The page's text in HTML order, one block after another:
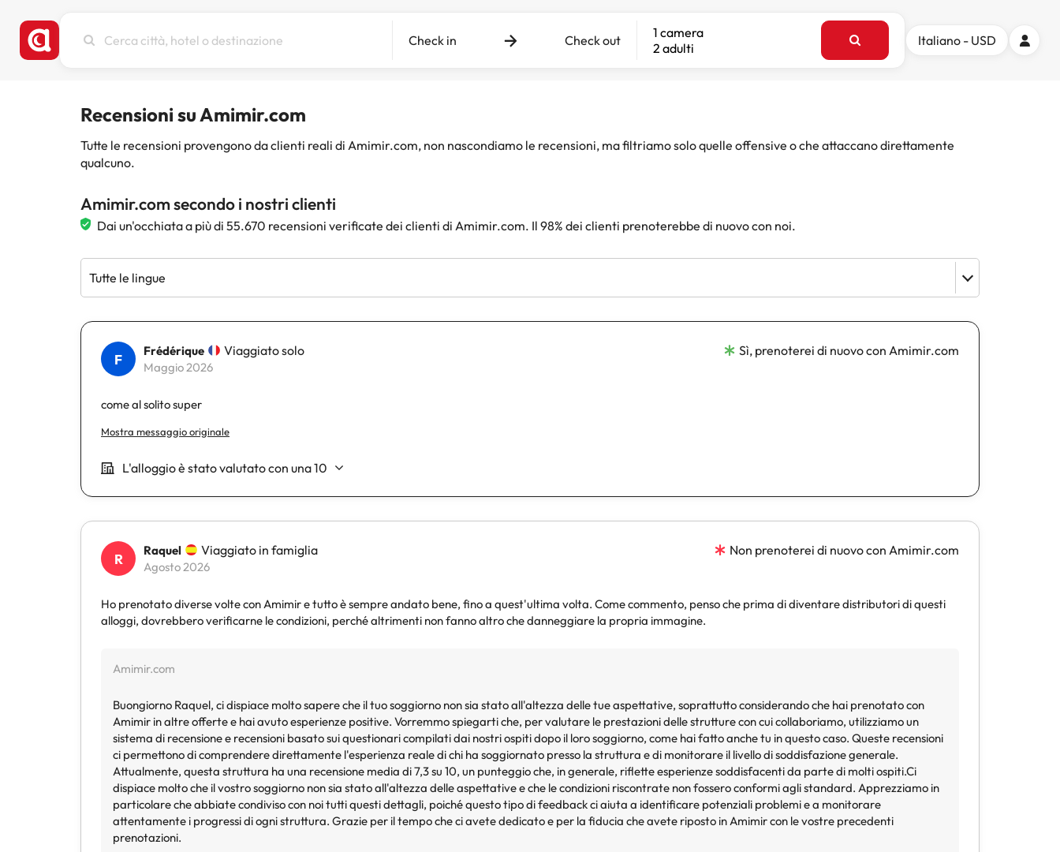
città,
Check in Check out
1 camera
2 adulti
Italiano - USD
Recensioni su Amimir.com
Tutte le recensioni provengono da clienti reali di Amimir.com, non nascondiamo le recensioni, ma filtriamo solo quelle offensive o che attaccano direttamente
qualcuno.
Amimir.com secondo i nostri clienti
Dai un'occhiata a più di 55.670 recensioni verificate dei clienti di Amimir.com. Il 98% dei clienti prenoterebbe di nuovo con noi.